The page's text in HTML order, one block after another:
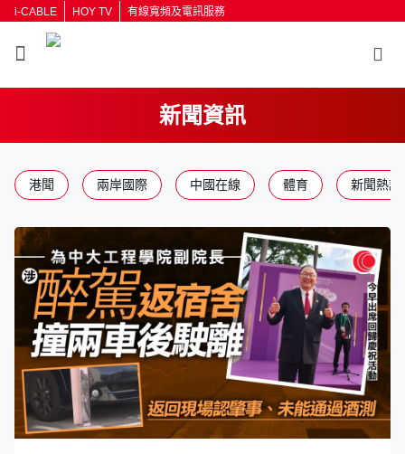
i-CABLE HOY TV 有線寬頻及電訊服務
新聞資訊
港聞 兩岸國際 中國在線 體育 新聞熱話